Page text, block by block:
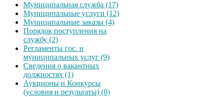
Муниципальная служба (17)
Муниципальные услуги (12)
Муниципальные заказы (4)
Порядок поступления на
службу (2)
Регламенты гос. и
муниципальных услуг (9)
Сведения о вакантных
должностях (1)
Аукционы и Конкурсы
(условия и результаты) (0)